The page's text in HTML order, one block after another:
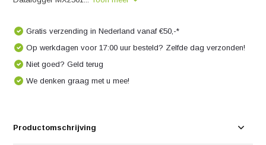
Gratis verzending in Nederland vanaf €50,-*
Op werkdagen voor 17:00 uur besteld? Zelfde dag verzonden!
Niet goed? Geld terug
We denken graag met u mee!
Productomschrijving